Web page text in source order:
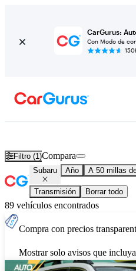
CarGurus:
Con Modo de
Filtro (1)Compara
Subaru Año A 50 millas
Transmisión Borrar todo
89 vehículos encontrados
Compra con precios
Mostrar solo avisos que